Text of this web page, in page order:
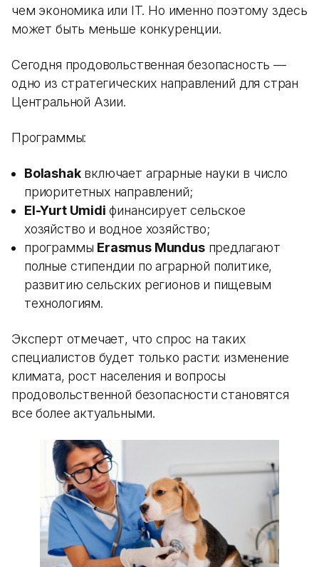
чем экономика или IT. Но именно поэтому здесь
может быть меньше конкуренции.
Сегодня продовольственная безопасность —
одно из стратегических направлений для стран
Центральной Азии.
Программы:
Bolashakвключает аграрные науки в число
приоритетных направлений;
El-Yurt Umidi финансирует сельское
хозяйство и водное хозяйство;
программы Erasmus Mundusпредлагают
полные стипендии по аграрной политике,
развитию сельских регионов и пищевым
технологиям.
Эксперт отмечает, что спрос на таких
специалистов будет только расти: изменение
климата, рост населения и вопросы
продовольственной безопасности становятся
все более актуальными.